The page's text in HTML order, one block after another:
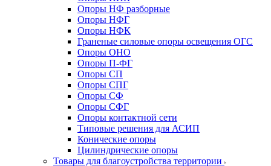
Опоры НФ разборные
Опоры НФГ
Опоры НФК
Граненые силовые опоры освещения ОГС
Опоры ОНО
Опоры П-ФГ
Опоры СП
Опоры СПГ
Опоры СФ
Опоры СФГ
Опоры контактной сети
Типовые решения для АСИП
Конические опоры
Цилиндрические опоры
Товары для благоустройства территории